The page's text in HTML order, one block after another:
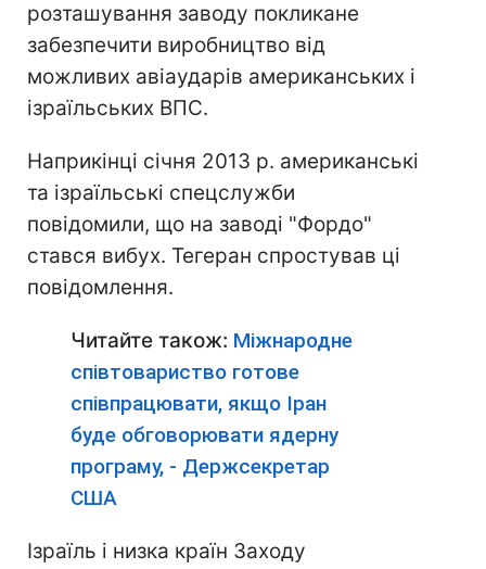
розташування заводу покликане
забезпечити виробництво від
можливих авіаударів американських і
ізраїльських ВПС.
Наприкінці січня 2013 р. американські
та ізраїльські спецслужби
повідомили, що на заводі "Фордо"
стався вибух. Тегеран спростував ці
повідомлення.
Читайте також: Міжнародне
співтовариство готове
співпрацювати, якщо Іран
буде обговорювати ядерну
програму, - Держсекретар
США
Ізраїль і низка країн Заходу